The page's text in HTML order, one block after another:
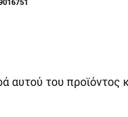
αυτού του προϊόντος